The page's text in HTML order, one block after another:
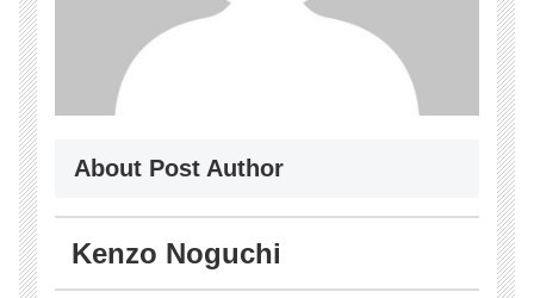
About Post Author
Kenzo Noguchi